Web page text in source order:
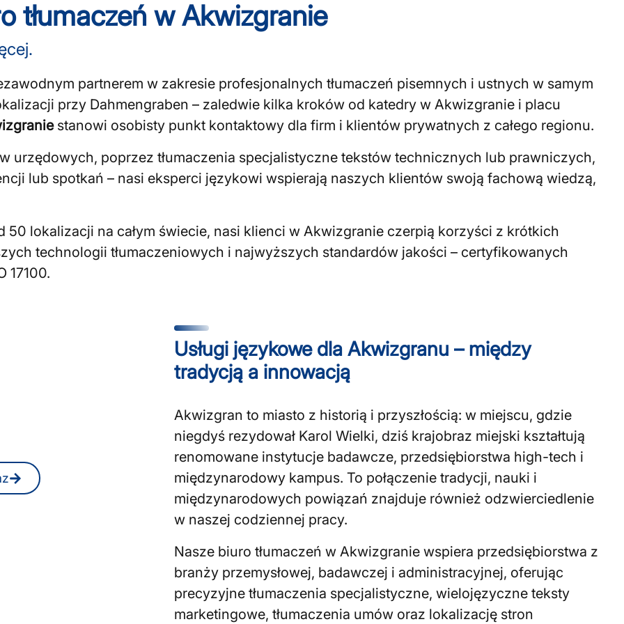
tłumaczeń w Akwizgranie
partnerem w zakresie profesjonalnych tłumaczeń pisemnych i ustnych w samym
przy Dahmengraben – zaledwie kilka kroków od katedry w Akwizgranie i placu
stanowi osobisty punkt kontaktowy dla firm i klientów prywatnych z całego regionu.
urzędowych, poprzez tłumaczenia specjalistyczne tekstów technicznych lub prawniczych,
lub spotkań – nasi eksperci językowi wspierają naszych klientów swoją fachową wiedzą,
lokalizacji na całym świecie, nasi klienci w Akwizgranie czerpią korzyści z krótkich
technologii tłumaczeniowych i najwyższych standardów jakości – certyfikowanych
17100.
Usługi językowe dla Akwizgranu – między
tradycją a innowacją
Akwizgran to miasto z historią i przyszłością: w miejscu, gdzie
niegdyś rezydował Karol Wielki, dziś krajobraz miejski kształtują
renomowane instytucje badawcze, przedsiębiorstwa high-tech i
międzynarodowy kampus. To połączenie tradycji, nauki i
międzynarodowych powiązań znajduje również odzwierciedlenie
w naszej codziennej pracy.
Nasze biuro tłumaczeń w Akwizgranie wspiera przedsiębiorstwa z
branży przemysłowej, badawczej i administracyjnej, oferując
precyzyjne tłumaczenia specjalistyczne, wielojęzyczne teksty
marketingowe, tłumaczenia umów oraz lokalizację stron